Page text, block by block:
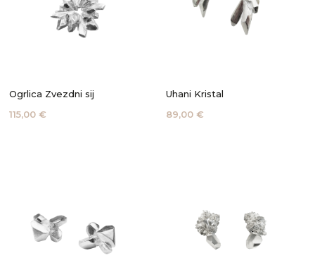
Ogrlica Zvezdni sij
115,00 €
Uhani Kristal
89,00 €